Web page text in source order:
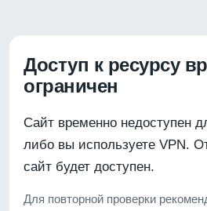
Доступ к ресурсу
ограничен
Сайт временно недоступен
либо вы используете VPN.
сайт будет доступен.
Для повторной проверки